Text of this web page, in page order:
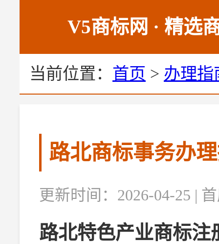
V5商标网 · 精选
当前位置： 首页 > 办理指
路北商标事务办
更新时间：2026-04-25 |
路北特色产业商标注